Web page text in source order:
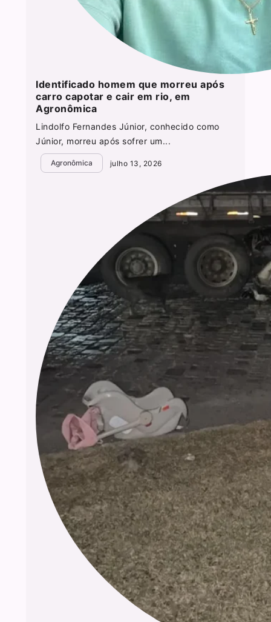
Identificado homem que morreu após
carro capotar e cair em rio, em
Agronômica
Lindolfo Fernandes Júnior, conhecido como
Júnior, morreu após sofrer um...
Agronômica julho 13, 2026